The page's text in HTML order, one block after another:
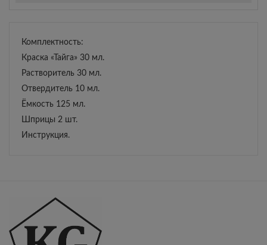
Комплектность:
Краска «Тайга» 30 мл.
Растворитель 30 мл.
Отвердитель 10 мл.
Ёмкость 125 мл.
Шприцы 2 шт.
Инструкция.